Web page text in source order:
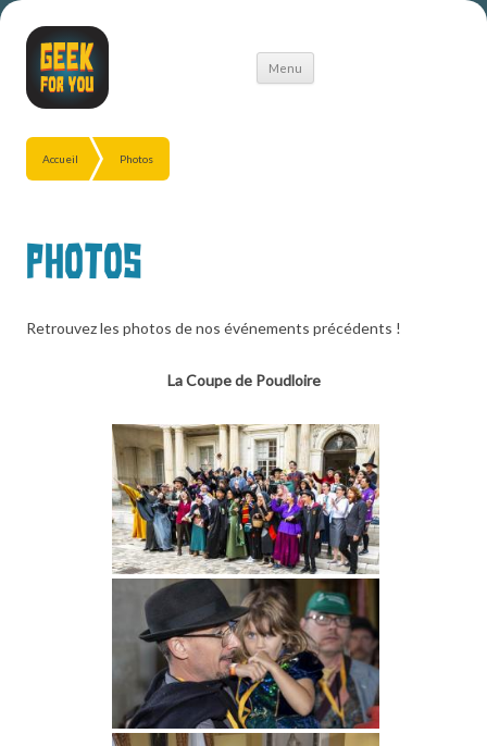
Menu
Aller
Accueil Photos
Photos
Retrouvez les photos de nos événements précédents !
La Coupe de Poudloire